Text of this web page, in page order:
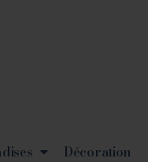
Décoration